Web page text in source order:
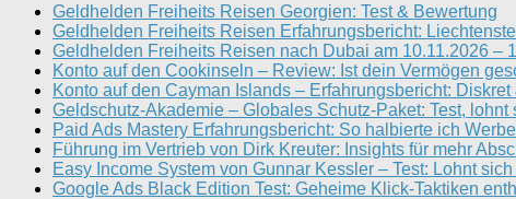
Geldhelden Freiheits Reisen Georgien: Test & Bewertung
Geldhelden Freiheits Reisen Erfahrungsbericht:
Geldhelden Freiheits Reisen nach Dubai am 10.11.2026 –
Konto auf den Cookinseln – Review: Ist dein Vermögen
Konto auf den Cayman Islands – Erfahrungsbericht: Diskret
Geldschutz-Akademie – Globales Schutz-Paket: Test, lohnt
Paid Ads Mastery Erfahrungsbericht: So halbierte ich
Führung im Vertrieb von Dirk Kreuter: Insights für mehr
Easy Income System von Gunnar Kessler – Test: Lohnt
Google Ads Black Edition Test: Geheime Klick-Taktiken